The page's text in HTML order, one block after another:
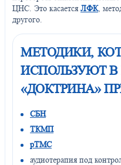
ЦНС. Это касаетсяЛФК,
другого.
МЕТОДИКИ,
ИСПОЛЬЗУЮТ В
«ДОКТРИНА»
СБН
ТКМП
рТМС
аудиотерапия под